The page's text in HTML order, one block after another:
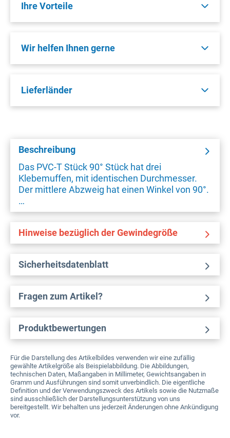
Ihre Vorteile
Wir helfen Ihnen gerne
Lieferländer
Beschreibung
Das PVC-T Stück 90° Stück hat drei
Klebemuffen, mit identischen Durchmesser.
Der mittlere Abzweig hat einen Winkel von 90°.
…
Hinweise bezüglich der Gewindegröße
Sicherheitsdatenblatt
Fragen zum Artikel?
Produktbewertungen
Für die Darstellung des Artikelbildes verwenden wir eine zufällig
gewählte Artikelgröße als Beispielabbildung. Die Abbildungen,
technischen Daten, Maßangaben in Millimeter, Gewichtsangaben in
Gramm und Ausführungen sind somit unverbindlich. Die eigentliche
Definition und der Verwendungszweck des Artikels sowie die Nutzmaße
sind ausschließlich der Darstellungsunterstützung von uns
bereitgestellt. Wir behalten uns jederzeit Änderungen ohne Ankündigung
vor.